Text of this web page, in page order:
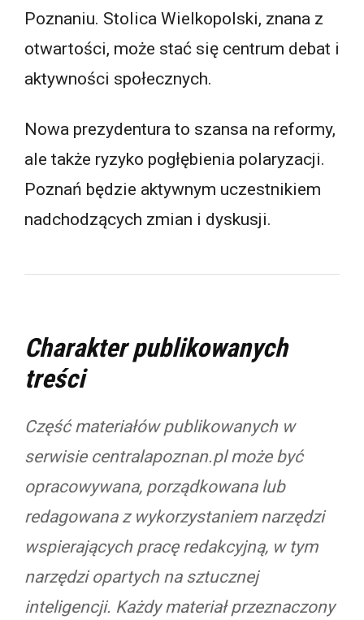
Poznaniu. Stolica Wielkopolski, znana z
otwartości, może stać się centrum debat i
aktywności społecznych.
Nowa prezydentura to szansa na reformy,
ale także ryzyko pogłębienia polaryzacji.
Poznań będzie aktywnym uczestnikiem
nadchodzących zmian i dyskusji.
Charakter publikowanych
treści
Część materiałów publikowanych w
serwisie centralapoznan.pl może być
opracowywana, porządkowana lub
redagowana z wykorzystaniem narzędzi
wspierających pracę redakcyjną, w tym
narzędzi opartych na sztucznej
inteligencji. Każdy materiał przeznaczony